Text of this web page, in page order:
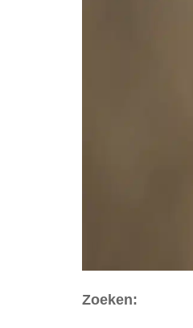
Zoeken: